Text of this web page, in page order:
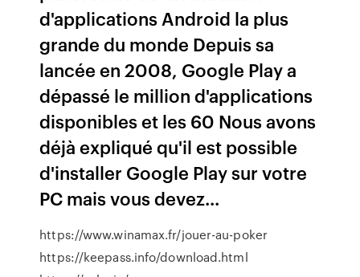
d'applications Android la plus
grande du monde Depuis sa
lancée en 2008, Google Play a
dépassé le million d'applications
disponibles et les 60 Nous avons
déjà expliqué qu'il est possible
d'installer Google Play sur votre
PC mais vous devez...
https://www.winamax.fr/jouer-au-poker
https://keepass.info/download.html